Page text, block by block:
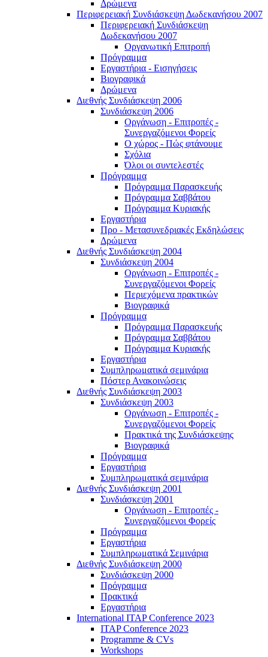
Δρώμενα
Περιφερειακή Συνδιάσκεψη Δωδεκανήσου 2007
Περιφερειακή Συνδιάσκεψη
Δωδεκανήσου 2007
Οργανωτική Επιτροπή
Πρόγραμμα
Εργαστήρια - Εισηγήσεις
Βιογραφικά
Δρώμενα
Διεθνής Συνδιάσκεψη 2006
Συνδιάσκεψη 2006
Οργάνωση - Επιτροπές -
Συνεργαζόμενοι Φορείς
Ο χώρος - Πώς φτάνουμε
Σχόλια
Όλοι οι συντελεστές
Πρόγραμμα
Πρόγραμμα Παρασκευής
Πρόγραμμα Σαββάτου
Πρόγραμμα Κυριακής
Εργαστήρια
Προ - Μετασυνεδριακές Εκδηλώσεις
Δρώμενα
Διεθνής Συνδιάσκεψη 2004
Συνδιάσκεψη 2004
Οργάνωση - Επιτροπές -
Συνεργαζόμενοι Φορείς
Περιεχόμενα πρακτικών
Βιογραφικά
Πρόγραμμα
Πρόγραμμα Παρασκευής
Πρόγραμμα Σαββάτου
Πρόγραμμα Κυριακής
Εργαστήρια
Συμπληρωματικά σεμινάρια
Πόστερ Ανακοινώσεις
Διεθνής Συνδιάσκεψη 2003
Συνδιάσκεψη 2003
Οργάνωση - Επιτροπές -
Συνεργαζόμενοι Φορείς
Πρακτικά της Συνδιάσκεψης
Βιογραφικά
Πρόγραμμα
Εργαστήρια
Συμπληρωματικά σεμινάρια
Διεθνής Συνδιάσκεψη 2001
Συνδιάσκεψη 2001
Οργάνωση - Επιτροπές -
Συνεργαζόμενοι Φορείς
Πρόγραμμα
Εργαστήρια
Συμπληρωματικά Σεμινάρια
Διεθνής Συνδιάσκεψη 2000
Συνδιάσκεψη 2000
Πρόγραμμα
Πρακτικά
Εργαστήρια
International ITAP Conference 2023
ITAP Conference 2023
Programme & CVs
Workshops